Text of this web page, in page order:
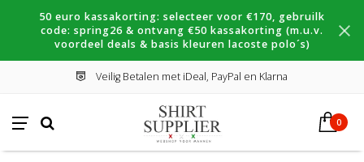
50 euro kassakorting: selecteer voor €170, gebruilk
code: spring26 & ontvang €50 kassakorting (m.u.v.
voordeel deals & basis kleuren lacoste polo´s)
Veilig Betalen met iDeal, PayPal en Klarna
0